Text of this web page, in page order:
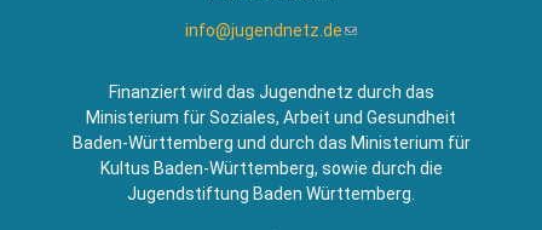
info@jugendnetz.de(Link
Mail)
Finanziert wird das Jugendnetz durch das
Ministerium für Soziales, Arbeit und Gesundheit
Baden-Württemberg und durch das Ministerium für
Kultus Baden-Württemberg, sowie durch die
Jugendstiftung Baden Württemberg.